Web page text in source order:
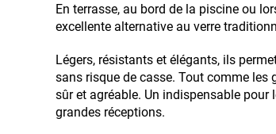
En terrasse, au bord de la piscine ou
excellente alternative au verre
Légers, résistants et élégants, ils
sans risque de casse. Tout comme les
sûr et agréable. Un indispensable pour
grandes réceptions.